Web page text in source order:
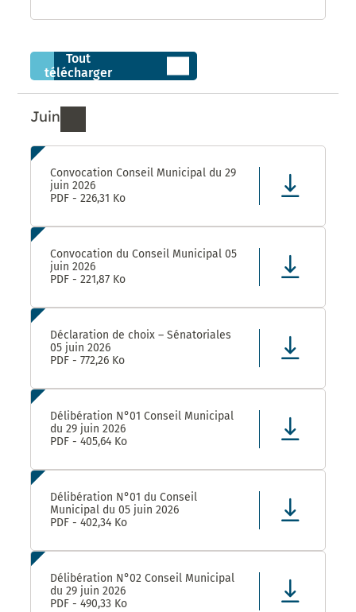
Tout
télécharger
Juin
Ressources de Juin 2026
Convocation Conseil Municipal du 29
juin 2026
PDF - 226,31 Ko
Convocation du Conseil Municipal 05
juin 2026
PDF - 221,87 Ko
Déclaration de choix – Sénatoriales
05 juin 2026
PDF - 772,26 Ko
Délibération N°01 Conseil Municipal
du 29 juin 2026
PDF - 405,64 Ko
Délibération N°01 du Conseil
Municipal du 05 juin 2026
PDF - 402,34 Ko
Délibération N°02 Conseil Municipal
du 29 juin 2026
PDF - 490,33 Ko